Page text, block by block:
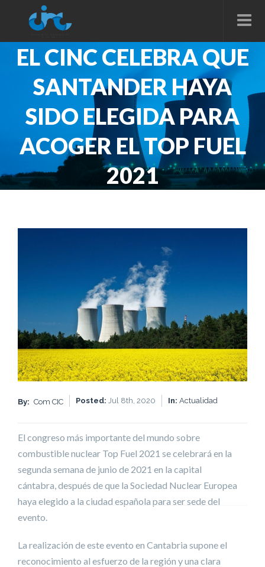
EL CINC CELEBRA QUE
SANTANDER HAYA
SIDO ELEGIDA PARA
ACOGER EL TOP FUEL
2021
By: Com CIC Posted: Jul 8th, 2020 In: Actualidad
El congreso más importante del mundo sobre
combustible nuclear Top Fuel 2021 se celebrará en la
segunda semana de junio de 2021 en la capital
cántabra, después de que la Sociedad Nuclear Europea
haya elegido a la ciudad española para ser sede del
evento.
La realización de este evento en Cantabria supone el
reconocimiento al esfuerzo de la región y una clara